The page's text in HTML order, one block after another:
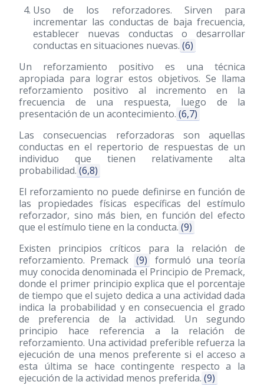
Uso de los reforzadores. Sirven para
incrementar las conductas de baja frecuencia,
establecer nuevas conductas o desarrollar
conductas en situaciones nuevas. (6)
Un reforzamiento positivo es una técnica
apropiada para lograr estos objetivos. Se llama
reforzamiento positivo al incremento en la
frecuencia de una respuesta, luego de la
presentación de un acontecimiento. (6,7)
Las consecuencias reforzadoras son aquellas
conductas en el repertorio de respuestas de un
individuo que tienen relativamente alta
probabilidad. (6,8)
El reforzamiento no puede definirse en función de
las propiedades físicas específicas del estímulo
reforzador, sino más bien, en función del efecto
que el estímulo tiene en la conducta. (9)
Existen principios críticos para la relación de
reforzamiento. Premack (9)
formuló una teoría
muy conocida denominada el Principio de Premack,
donde el primer principio explica que el porcentaje
de tiempo que el sujeto dedica a una actividad dada
indica la probabilidad y en consecuencia el grado
de preferencia de la actividad. Un segundo
principio hace referencia a la relación de
reforzamiento. Una actividad preferible refuerza la
ejecución de una menos preferente si el acceso a
esta última se hace contingente respecto a la
ejecución de la actividad menos preferida. (9)